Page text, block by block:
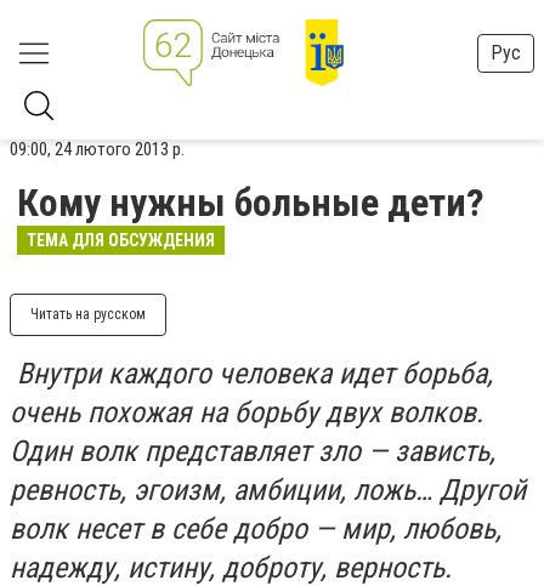
Рус
09:00, 24 лютого 2013 р.
Кому нужны больные дети?
ТЕМА ДЛЯ ОБСУЖДЕНИЯ
Читать на русском
Внутри каждого человека идет борьба,
очень похожая на борьбу двух волков.
Один волк представляет зло — зависть,
ревность, эгоизм, амбиции, ложь… Другой
волк несет в себе добро — мир, любовь,
надежду, истину, доброту, верность.